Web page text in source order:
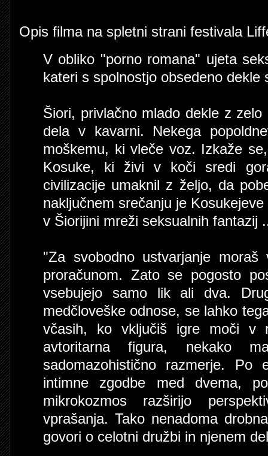
Opis filma na spletni strani festivala
V obliko "porno romana" ujeta
kateri s spolnostjo obsedeno dekle
Šiori, privlačno mlado dekle z
dela v kavarni. Nekega
moškemu, ki vleče voz. Izkaže
Kosuke, ki živi v koči sredi
civilizacije umaknil z željo, da
naključnem srečanju je
v Šiorijini mreži seksualnih fantazij
"Za svobodno ustvarjanje
proračunom. Zato se pogosto
vsebujejo samo lik ali dva.
medčloveške odnose, se lahko
včasih, ko vključiš igre moči v
avtoritarna figura, nekako
sadomazohistično razmerje.
intimne zgodbe med dvema,
mikrokozmos razširijo
vprašanja. Tako nenadoma
govori o celotni družbi in njenem